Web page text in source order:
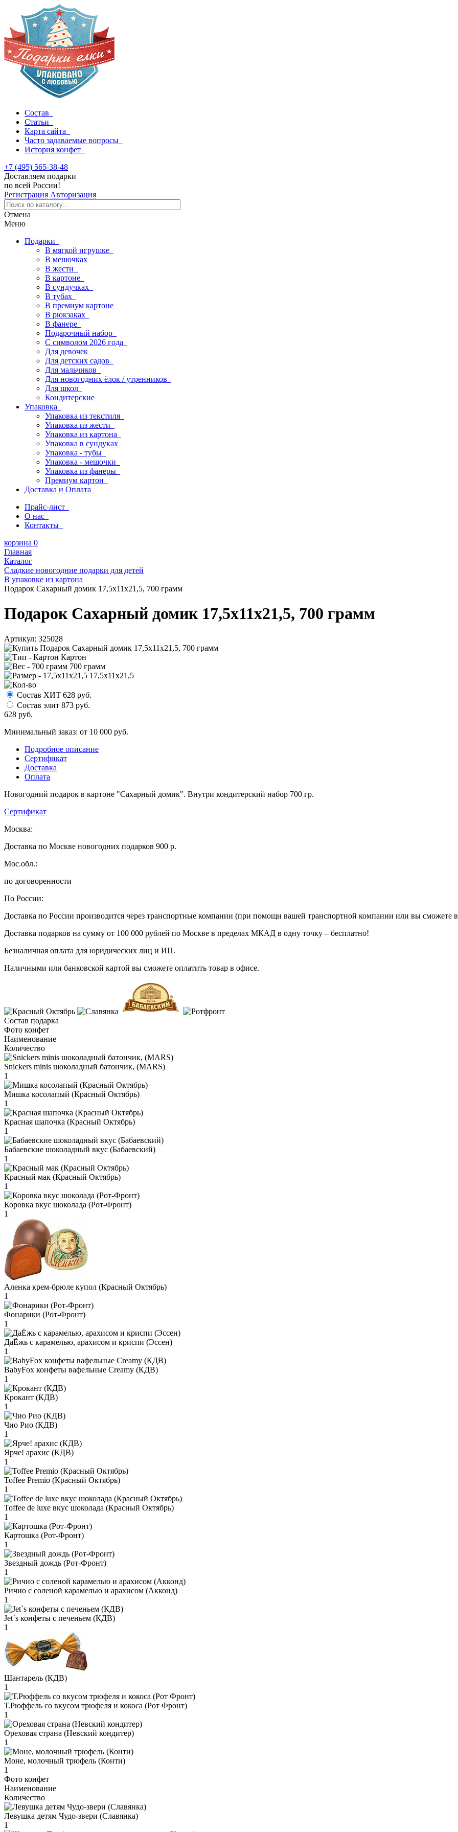
Состав
Статьи
Карта сайта
Часто задаваемые вопросы
История конфет
+7 (495) 565-38-48
Доставляем подарки
по всей России!
Регистрация Авторизация
Отмена
Меню
Подарки
В мягкой игрушке
В мешочках
В жести
В картоне
В сундучках
В тубах
В премиум картоне
В рюкзаках
В фанере
Подарочный набор
С символом 2026 года
Для девочек
Для детских садов
Для мальчиков
Для новогодних ёлок / утренников
Для школ
Кондитерские
Упаковка
Упаковка из текстиля
Упаковка из жести
Упаковка из картона
Упаковка в сундуках
Упаковка - тубы
Упаковка - мешочки
Упаковка из фанеры
Премиум картон
Доставка и Оплата
Прайс-лист
О нас
Контакты
корзина 0
Главная
Каталог
Сладкие новогодние подарки для детей
В упаковке из картона
Подарок Сахарный домик 17,5x11x21,5, 700 грамм
Подарок Сахарный домик 17,5x11x21,5, 700 грамм
Артикул: 325028
Картон
700 грамм
17,5x11x21,5
Состав ХИТ 628 руб.
Состав элит 873 руб.
628 руб.
Минимальный заказ: от 10 000 руб.
Подробное описание
Сертификат
Доставка
Оплата
Новогодний подарок в картоне "Сахарный домик". Внутри кондитерский набор 700 гр.
Сертификат
Москва:
Доставка по Москве новогодних подарков 900 р.
Мос.обл.:
по договоренности
По России:
Доставка по России производится через транспортные компании (при помощи вашей транспортной компании или вы сможете
Доставка подарков на сумму от 100 000 рублей по Москве в пределах МКАД в одну точку – бесплатно!
Безналичная оплата для юридических лиц и ИП.
Наличными или банковской картой вы сможете оплатить товар в офисе.
Состав подарка
Фото конфет
Наименование
Количество
Snickers minis шоколадный батончик, (MARS)
1
Мишка косолапый (Красный Октябрь)
1
Красная шапочка (Красный Октябрь)
1
Бабаевские шоколадный вкус (Бабаевский)
1
Красный мак (Красный Октябрь)
1
Коровка вкус шоколада (Рот-Фронт)
1
Аленка крем-брюле купол (Красный Октябрь)
1
Фонарики (Рот-Фронт)
1
ДаЁжь с карамелью, арахисом и криспи (Эссен)
1
BabyFox конфеты вафельные Creamy (КДВ)
1
Крокант (КДВ)
1
Чио Рио (КДВ)
1
Ярче! арахис (КДВ)
1
Toffee Premio (Красный Октябрь)
1
Toffee de luxe вкус шоколада (Красный Октябрь)
1
Картошка (Рот-Фронт)
1
Звездный дождь (Рот-Фронт)
1
Ричио с соленой карамелью и арахисом (Акконд)
1
Jet`s конфеты с печеньем (КДВ)
1
Шантарель (КДВ)
1
Т.Рюффель со вкусом трюфеля и кокоса (Рот Фронт)
1
Ореховая страна (Невский кондитер)
1
Моне, молочный трюфель (Конти)
1
Фото конфет
Наименование
Количество
Левушка детям Чудо-звери (Славянка)
1